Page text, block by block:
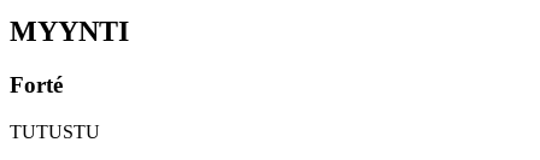
MYYNTI
Forté
TUTUSTU